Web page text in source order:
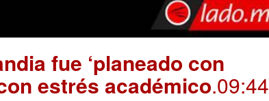
fue ‘planeado con
estrés académico.09:44